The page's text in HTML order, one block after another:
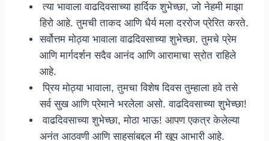
त्या भावाला वाढदिवसाच्या हार्दिक शुभेच्छा, जो नेहमी माझा
हिरो आहे. तुमची ताकद आणि धैर्य मला दररोज प्रेरित करते.
सर्वोत्तम मोठ्या भावाला वाढदिवसाच्या शुभेच्छा. तुमचे प्रेम
आणि मार्गदर्शन सदैव आनंद आणि आरामाचा स्रोत राहिले
आहे.
प्रिय मोठ्या भावाला, तुमचा विशेष दिवस तुम्हाला हवे तसे
सर्व सुख आणि प्रेमाने भरलेला असो. वाढदिवसाच्या शुभेच्छा!
वाढदिवसाच्या शुभेच्छा, मोठा भाऊ! आपण एकत्र केलेल्या
अनंत आठवणी आणि साहसांबद्दल मी खूप आभारी आहे.